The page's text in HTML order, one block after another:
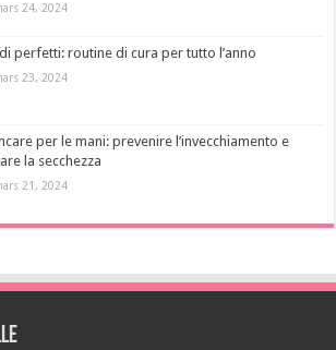
24, 2024
perfetti: routine di cura per tutto l’anno
23, 2024
per le mani: prevenire l’invecchiamento e
la secchezza
21, 2024